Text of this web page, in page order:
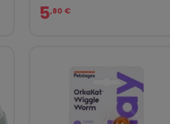
5,80 €